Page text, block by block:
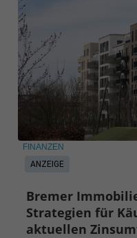
ANZEIGE
FINANZEN
Bremer
Strategien für
aktuellen